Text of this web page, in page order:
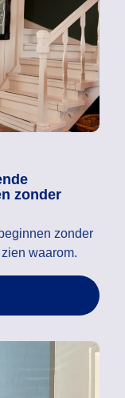
zonder
zonder
waarom.